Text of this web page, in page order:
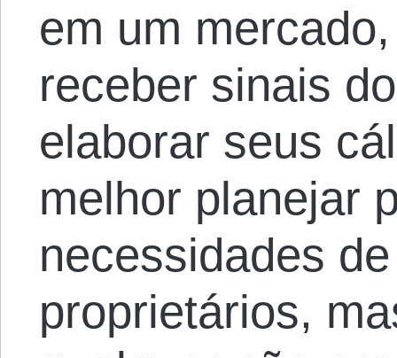
em um
receber sinais
elaborar seus
melhor planejar
necessidades
proprietários,